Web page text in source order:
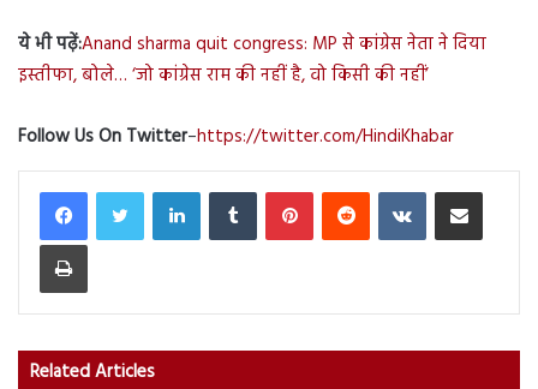
ये भी पढ़ें:Anand sharma quit congress: MP से कांग्रेस नेता ने दिया
इस्तीफा, बोले… ‘जो कांग्रेस राम की नहीं है, वो किसी की नहीं’
Follow Us On Twitter–https://twitter.com/HindiKhabar
LinkedInTumblr PinterestReddit VKontakteShare via Email
Print
Related Articles